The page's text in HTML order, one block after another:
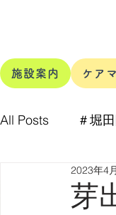
施設案内 ケア
All Posts ＃堀
＃ほりたぬき
芽
2023年4